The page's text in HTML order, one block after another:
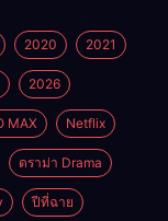
2020 2021
2026
MAX Netflix
ดราม่า Drama
ปีที่ฉาย